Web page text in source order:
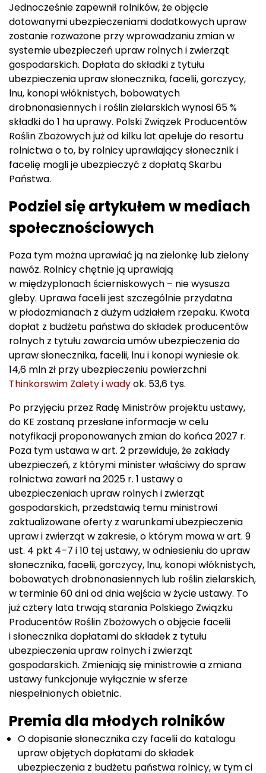
Jednocześnie zapewnił rolników, że objęcie
dotowanymi ubezpieczeniami dodatkowych upraw
zostanie rozważone przy wprowadzaniu zmian w
systemie ubezpieczeń upraw rolnych i zwierząt
gospodarskich. Dopłata do składki z tytułu
ubezpieczenia upraw słonecznika, facelii, gorczycy,
lnu, konopi włóknistych, bobowatych
drobnonasiennych i roślin zielarskich wynosi 65 %
składki do 1 ha uprawy. Polski Związek Producentów
Roślin Zbożowych już od kilku lat apeluje do resortu
rolnictwa o to, by rolnicy uprawiający słonecznik i
facelię mogli je ubezpieczyć z dopłatą Skarbu
Państwa.
Podziel się artykułem w mediach
społecznościowych
Poza tym można uprawiać ją na zielonkę lub zielony
nawóz. Rolnicy chętnie ją uprawiają
w międzyplonach ścierniskowych – nie wysusza
gleby. Uprawa facelii jest szczególnie przydatna
w płodozmianach z dużym udziałem rzepaku. Kwota
dopłat z budżetu państwa do składek producentów
rolnych z tytułu zawarcia umów ubezpieczenia do
upraw słonecznika, facelii, lnu i konopi wyniesie ok.
14,6 mln zł przy ubezpieczeniu powierzchni
Thinkorswim Zalety i wadyok. 53,6 tys.
Po przyjęciu przez Radę Ministrów projektu ustawy,
do KE zostaną przesłane informacje w celu
notyfikacji proponowanych zmian do końca 2027 r.
Poza tym ustawa w art. 2 przewiduje, że zakłady
ubezpieczeń, z którymi minister właściwy do spraw
rolnictwa zawarł na 2025 r. 1 ustawy o
ubezpieczeniach upraw rolnych i zwierząt
gospodarskich, przedstawią temu ministrowi
zaktualizowane oferty z warunkami ubezpieczenia
upraw i zwierząt w zakresie, o którym mowa w art. 9
ust. 4 pkt 4–7 i 10 tej ustawy, w odniesieniu do upraw
słonecznika, facelii, gorczycy, lnu, konopi włóknistych,
bobowatych drobnonasiennych lub roślin zielarskich,
w terminie 60 dni od dnia wejścia w życie ustawy. To
już cztery lata trwają starania Polskiego Związku
Producentów Roślin Zbożowych o objęcie facelii
i słonecznika dopłatami do składek z tytułu
ubezpieczenia upraw rolnych i zwierząt
gospodarskich. Zmieniają się ministrowie a zmiana
ustawy funkcjonuje wyłącznie w sferze
niespełnionych obietnic.
Premia dla młodych rolników
O dopisanie słonecznika czy facelii do katalogu
upraw objętych dopłatami do składek
ubezpieczenia z budżetu państwa rolnicy, w tym ci